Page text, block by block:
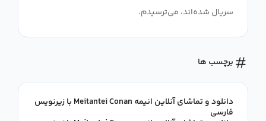
سریال شده‌اند، می‌ترسیدم.
برچسب ها
دانلود و تماشای آنلاین انیمه Meitantei Conan با زیرنویس
فارسی